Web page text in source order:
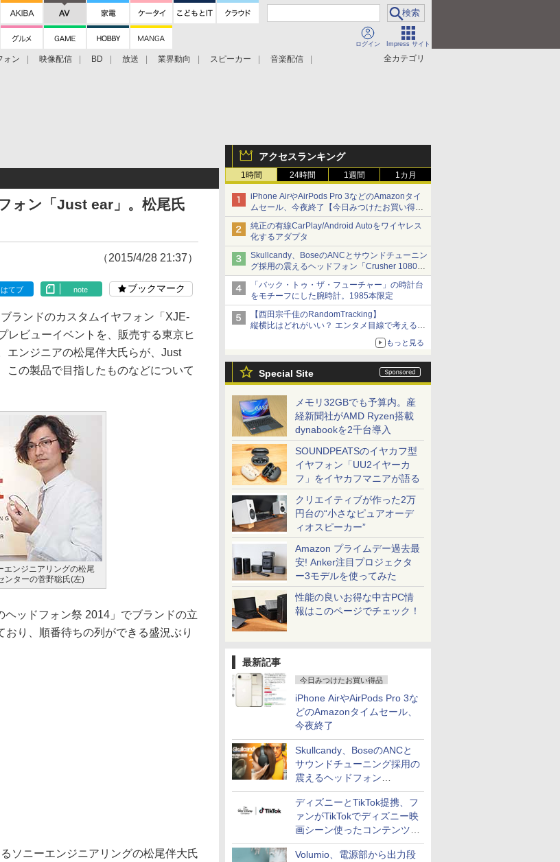
ログイン Impress サイト
全カテゴリ
ォン 映像配信 BD 放送 業界動向 スピーカー
音楽配信
アクセスランキング
1時間 24時間 1週間 1カ月
iPhone AirやAirPods Pro 3などのAmazonタイ
ムセール、今夜終了【今日みつけたお買い得
品】
純正の有線CarPlay/Android Autoをワイヤレス
化するアダプタ
Skullcandy、BoseのANCとサウンドチューニン
グ採用の震えるヘッドフォン「Crusher 1080
ANC」
「バック・トゥ・ザ・フューチャー」の時計台
をモチーフにした腕時計。1985本限定
【西田宗千佳のRandomTracking】
縦横比はどれがいい？ エンタメ目線で考える、
もっと見る
Special Site
メモリ32GBでも予算内。産
経新聞社がAMD Ryzen搭載
dynabookを2千台導入
SOUNDPEATSのイヤカフ型
イヤフォン「UU2イヤーカ
フ」をイヤカフマニアが語る
クリエイティブが作った2万
円台の“小さなピュアオーデ
ィオスピーカー”
Amazon プライムデー過去最
安! Anker注目プロジェクタ
ー3モデルを使ってみた
性能の良いお得な中古PC情
報はこのページでチェック！
最新記事
今日みつけたお買い得品
iPhone AirやAirPods Pro 3な
どのAmazonタイムセール、
今夜終了
Skullcandy、BoseのANCと
サウンドチューニング採用の
震えるヘッドフォン
「Crusher 1080 ANC」
ディズニーとTikTok提携、フ
ァンがTikTokでディズニー映
画シーン使ったコンテンツ制
作、Disney+にも配信
Volumio、電源部から出力段
ォン「Just ear」。松尾氏
（2015/4/28 21:37）
はてブ note ブックマーク
ランドのカスタムイヤフォン「XJE-
レビューイベントを、販売する東京ヒ
エンジニアの松尾伴大氏らが、Just
この製品で目指したものなどについて
エンジニアリングの松尾
ンターの菅野聡氏(左)
ッドフォン祭 2014」でブランドの立
り、順番待ちの列ができる盛況ぶり
ソニーエンジニアリングの松尾伴大氏